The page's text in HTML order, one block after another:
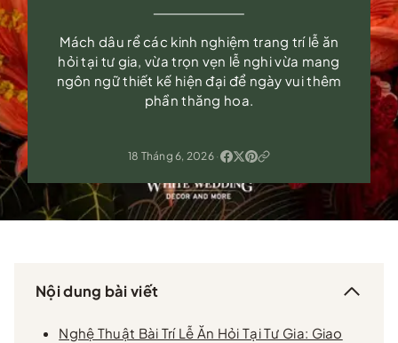
Mách dâu rể các kinh nghiệm trang trí lễ ăn
hỏi tại tư gia, vừa trọn vẹn lễ nghi vừa mang
ngôn ngữ thiết kế hiện đại để ngày vui thêm
phần thăng hoa.
18 Tháng 6, 2026 ·
Nội dung bài viết
Nghệ Thuật Bài Trí Lễ Ăn Hỏi Tại Tư Gia: Giao